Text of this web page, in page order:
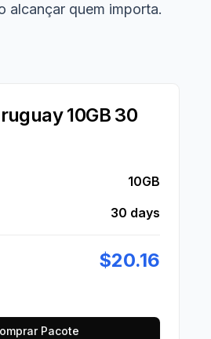
alcançar quem importa.
10GB 30
10GB
30 days
$20.16
Pacote